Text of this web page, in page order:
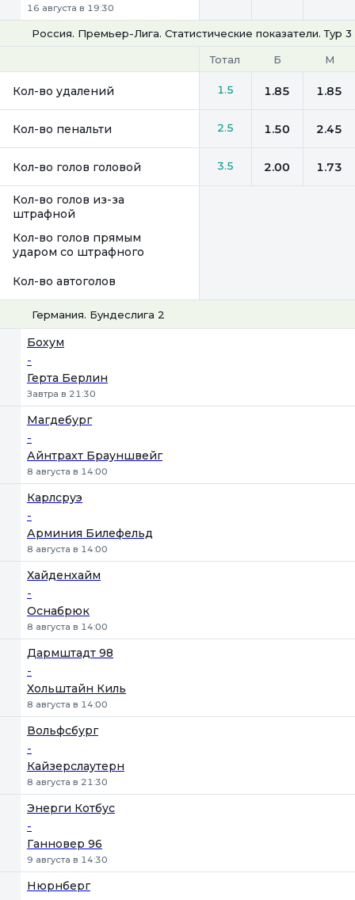
16 августа в 19:30
Россия. Премьер-Лига. Статистические показатели. Тур 3
Тотал Б М
Кол-во удалений 1.5 1.85 1.85
Кол-во пенальти 2.5 1.50 2.45
Кол-во голов головой 3.5 2.00 1.73
Кол-во голов из-за
штрафной
Кол-во голов прямым
ударом со штрафного
Кол-во автоголов
Германия. Бундеслига 2
Бохум
-
Герта Берлин
Завтра в 21:30
Магдебург
-
Айнтрахт Брауншвейг
8 августа в 14:00
Карлсруэ
-
Арминия Билефельд
8 августа в 14:00
Хайденхайм
-
Оснабрюк
8 августа в 14:00
Дармштадт 98
-
Хольштайн Киль
8 августа в 14:00
Вольфсбург
-
Кайзерслаутерн
8 августа в 21:30
Энерги Котбус
-
Ганновер 96
9 августа в 14:30
Нюрнберг